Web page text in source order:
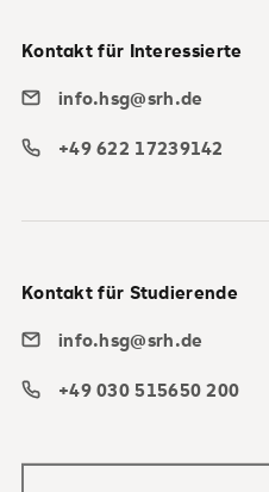
Kontakt für Interessierte
info.hsg@srh.de
+49 622 17239142
Kontakt für Studierende
info.hsg@srh.de
+49 030 515650 200